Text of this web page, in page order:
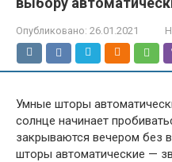
Опубликовано: 26.01.2021
Умные шторы
солнце начинает
закрываются вечером без
шторы автоматические —